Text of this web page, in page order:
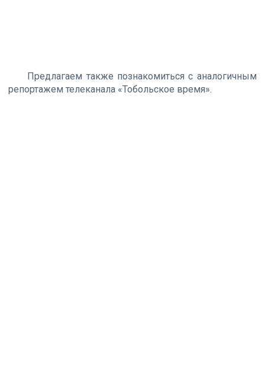
Предлагаем также познакомиться с аналогичным
репортажем телеканала «Тобольское время».